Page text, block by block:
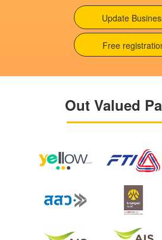
Update
Free
Out Valued